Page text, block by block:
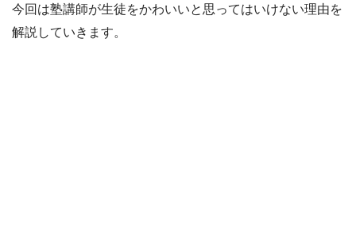
今回は塾講師が生徒をかわいいと思ってはいけない理由を
解説していきます。